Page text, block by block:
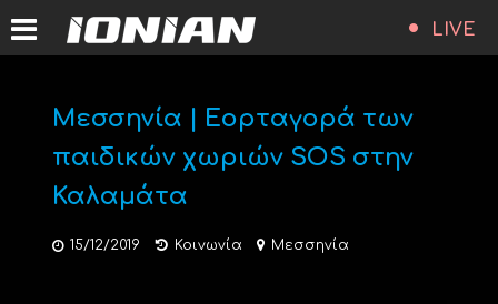
LIVE
Μεσσηνία | Εορταγορά των
παιδικών χωριών SOS στην
Καλαμάτα
15/12/2019 Κοινωνία Μεσσηνία